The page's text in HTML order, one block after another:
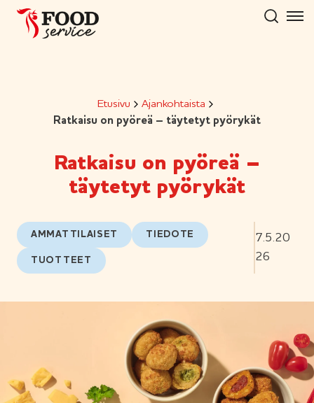
Hyppää
sisältöön
Etusivu
Ajankohtaista
Ratkaisu on pyöreä – täytetyt pyörykät
Ratkaisu on pyöreä –
täytetyt pyörykät
AMMATTILAISET TIEDOTE
TUOTTEET
7.5.20
26